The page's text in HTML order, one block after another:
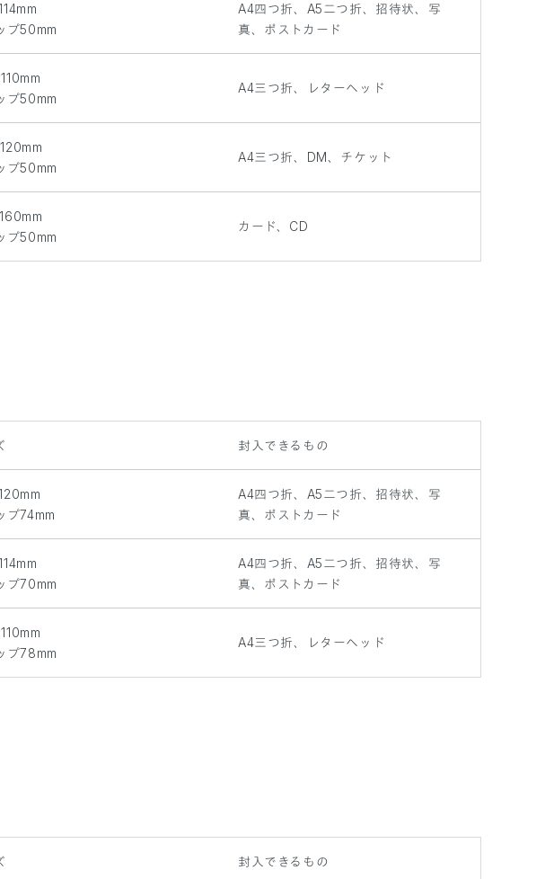
プ50mm
A4四つ折、A5二つ折、招待状、写
真、ポストカード
プ50mm
A4三つ折、レターヘッド
プ50mm
A4三つ折、DM、チケット
プ50mm
カード、CD
封入できるもの
プ74mm
A4四つ折、A5二つ折、招待状、写
真、ポストカード
プ70mm
A4四つ折、A5二つ折、招待状、写
真、ポストカード
プ78mm
A4三つ折、レターヘッド
封入できるもの